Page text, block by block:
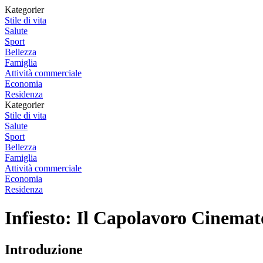
Kategorier
Stile di vita
Salute
Sport
Bellezza
Famiglia
Attività commerciale
Economia
Residenza
Kategorier
Stile di vita
Salute
Sport
Bellezza
Famiglia
Attività commerciale
Economia
Residenza
Infiesto: Il Capolavoro
Introduzione